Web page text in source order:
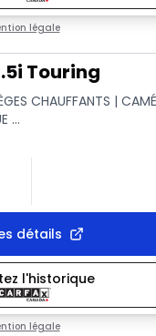
légale
Touring
CHAUFFANTS |
...
détails
l'historique
légale